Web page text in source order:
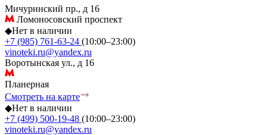
Мичуринский пр., д 16
Ломоносовский проспект
◆Нет в наличии
+7 (985) 761-63-24 (10:00–23:00)
vinoteki.ru@yandex.ru
Воротынская ул., д 16
Планерная
Смотреть на карте
◆Нет в наличии
+7 (499) 500-19-48 (10:00–23:00)
vinoteki.ru@yandex.ru